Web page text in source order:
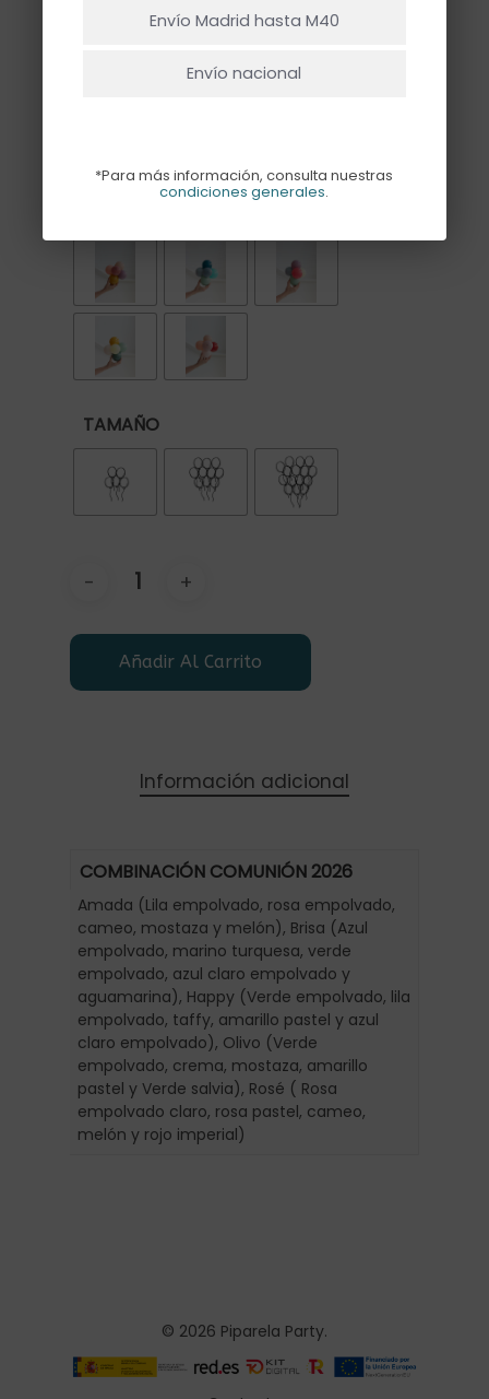
una tienda especializada, para
TAMAÑO
Añadir Al Carrito
Información adicional
COMBINACIÓN COMUNIÓN 2026
Amada (Lila empolvado, rosa empolvado,
cameo, mostaza y melón), Brisa (Azul
empolvado, marino turquesa, verde
empolvado, azul claro empolvado y
aguamarina), Happy (Verde empolvado, lila
empolvado, taffy, amarillo pastel y azul
claro empolvado), Olivo (Verde
empolvado, crema, mostaza, amarillo
pastel y Verde salvia), Rosé ( Rosa
empolvado claro, rosa pastel, cameo,
melón y rojo imperial)
© 2026 Piparela Party.
Envío Madrid hasta M40
Envío nacional
*Para más información, consulta nuestras
condiciones generales.